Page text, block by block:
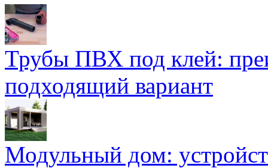
Трубы ПВХ под клей:
подходящий вариант
Модульный дом: